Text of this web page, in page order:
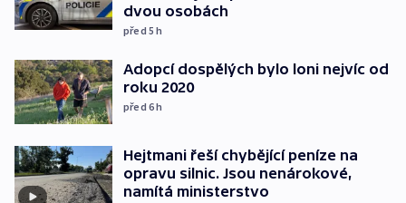
dvou osobách
před 5h
Adopcí dospělých bylo loni nejvíc od
roku 2020
před 6h
Hejtmani řeší chybějící peníze na
opravu silnic. Jsou nenárokové,
namítá ministerstvo